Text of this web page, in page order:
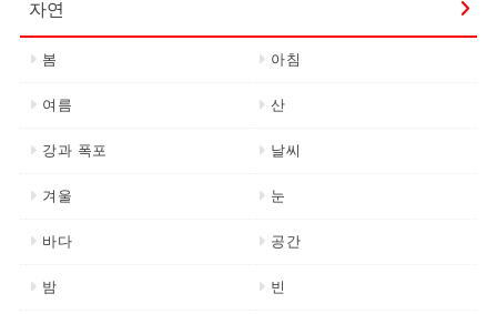
자연
봄 아침
여름 산
강과 폭포 날씨
겨울 눈
바다 공간
밤 빈